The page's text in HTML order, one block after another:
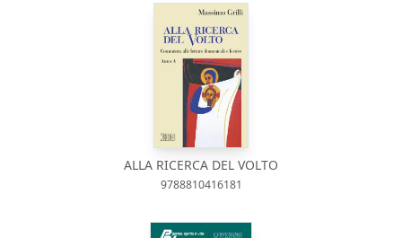
ALLA RICERCA DEL VOLTO
9788810416181